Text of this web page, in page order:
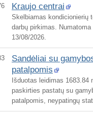
Kraujo centrai
Skelbiamas kondicionierių
darbų pirkimas.
13/08/2026.
Sandėliai su
patalpomis
Išduotas leidimas 1683.84
paskirties pastatų su
patalpomis, neypatingų